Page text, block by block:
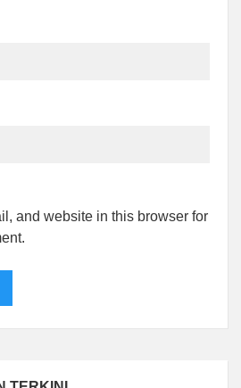
and website in this browser for